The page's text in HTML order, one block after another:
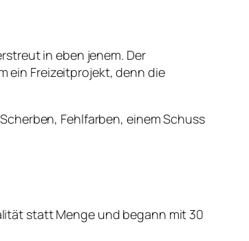
in eben jenem. Der
ein Freizeitprojekt, denn die
Fehlfarben, einem Schuss
statt Menge und begann mit 30